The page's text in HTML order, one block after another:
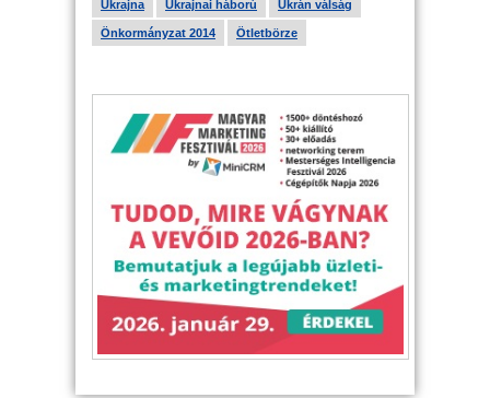
Ukrajna Ukrajnai háború Ukrán válság
Önkormányzat 2014 Ötletbörze